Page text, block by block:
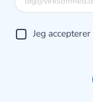
Jeg accepterer